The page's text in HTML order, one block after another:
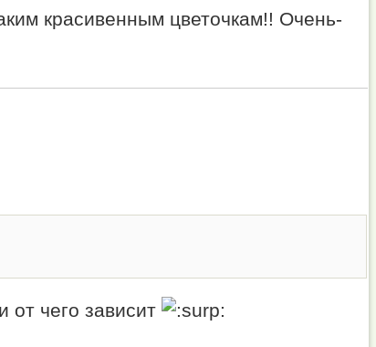
красивенным цветочкам!! Очень-
чего зависит